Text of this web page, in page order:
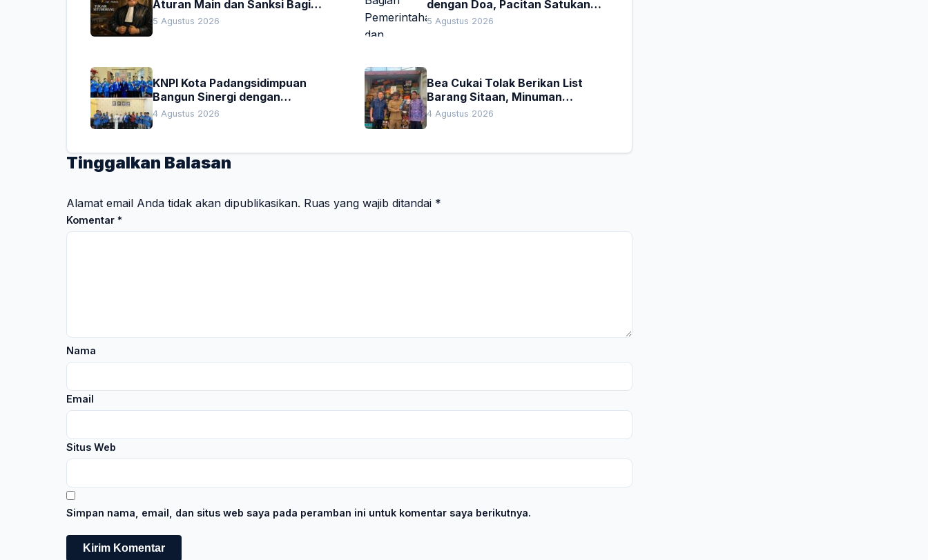
Aturan Main dan Sanksi Bagi
Penegak Hukum
5 Agustus 2026
dengan Doa, Pacitan Satukan
Hati untuk Indonesia
5 Agustus 2026
KNPI Kota Padangsidimpuan
Bangun Sinergi dengan
Pengadilan Negeri dan DPRD
4 Agustus 2026
Bea Cukai Tolak Berikan List
Barang Sitaan, Minuman
Premium Rp160 Juta Jadi
4 Agustus 2026
Tinggalkan Balasan
Alamat email Anda tidak akan dipublikasikan. Ruas yang wajib ditandai *
Komentar *
Nama
Email
Situs Web
Simpan nama, email, dan situs web saya pada peramban ini untuk komentar saya berikutnya.